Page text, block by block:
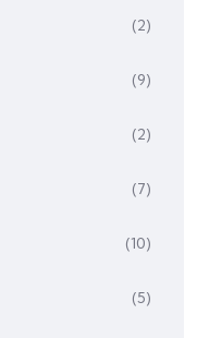
(2)
(9)
(2)
(7)
(10)
(5)